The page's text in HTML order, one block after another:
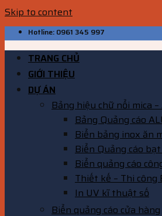
Skip to content
Hotline: 0961 345 997
TRANG CHỦ
GIỚI THIỆU
DỰ ÁN
Bảng hiệu chữ nổi mica –
Bảng Quảng cáo
Biển bảng inox ăn
Biển Quảng cáo
Biển quảng cáo
Thiết kế – Thi công
In UV kĩ thuật số
Biển quảng cáo cửa hàng